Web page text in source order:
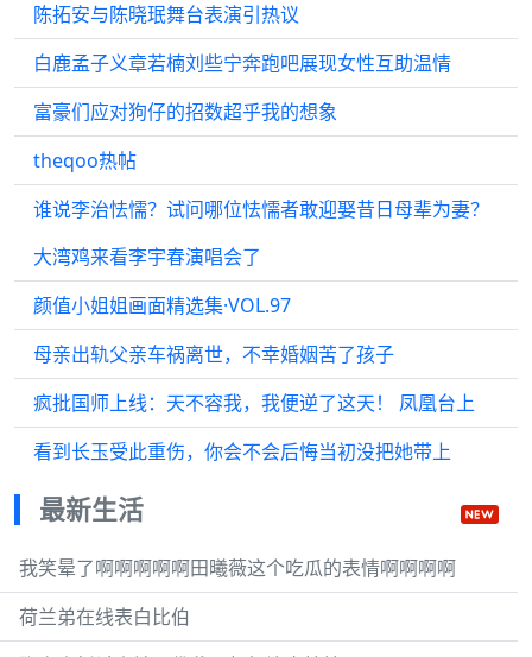
陈拓安与陈晓珉舞台表演引热议
白鹿孟子义章若楠刘些宁奔跑吧展现女性互助温情
富豪们应对狗仔的招数超乎我的想象
theqoo热帖
谁说李治怯懦？试问哪位怯懦者敢迎娶昔日母辈为妻？
大湾鸡来看李宇春演唱会了
颜值小姐姐画面精选集·VOL.97
母亲出轨父亲车祸离世，不幸婚姻苦了孩子
疯批国师上线：天不容我，我便逆了这天！ 凤凰台上
看到长玉受此重伤，你会不会后悔当初没把她带上
最新生活
我笑晕了啊啊啊啊啊田曦薇这个吃瓜的表情啊啊啊啊
荷兰弟在线表白比伯